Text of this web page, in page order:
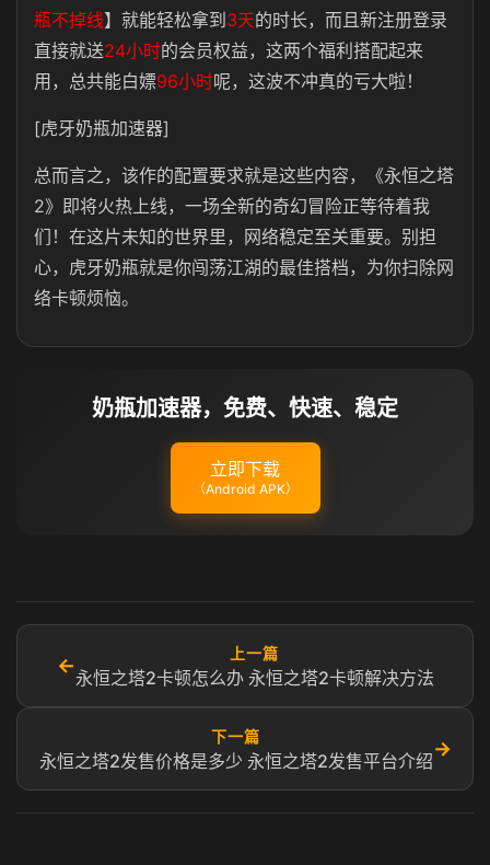
瓶不掉线】就能轻松拿到 3天的时长，而且新注册登录
直接就送24小时的会员权益，这两个福利搭配起来
用，总共能白嫖96小时呢，这波不冲真的亏大啦！
[虎牙奶瓶加速器]
总而言之，该作的配置要求就是这些内容，《永恒之塔
2》即将火热上线，一场全新的奇幻冒险正等待着我
们！在这片未知的世界里，网络稳定至关重要。别担
心，虎牙奶瓶就是你闯荡江湖的最佳搭档，为你扫除网
络卡顿烦恼。
奶瓶加速器，免费、快速、稳定
立即下载
（Android APK）
←
上一篇
永恒之塔2卡顿怎么办 永恒之塔2卡顿解决方法
下一篇
永恒之塔2发售价格是多少 永恒之塔2发售平台介绍
→